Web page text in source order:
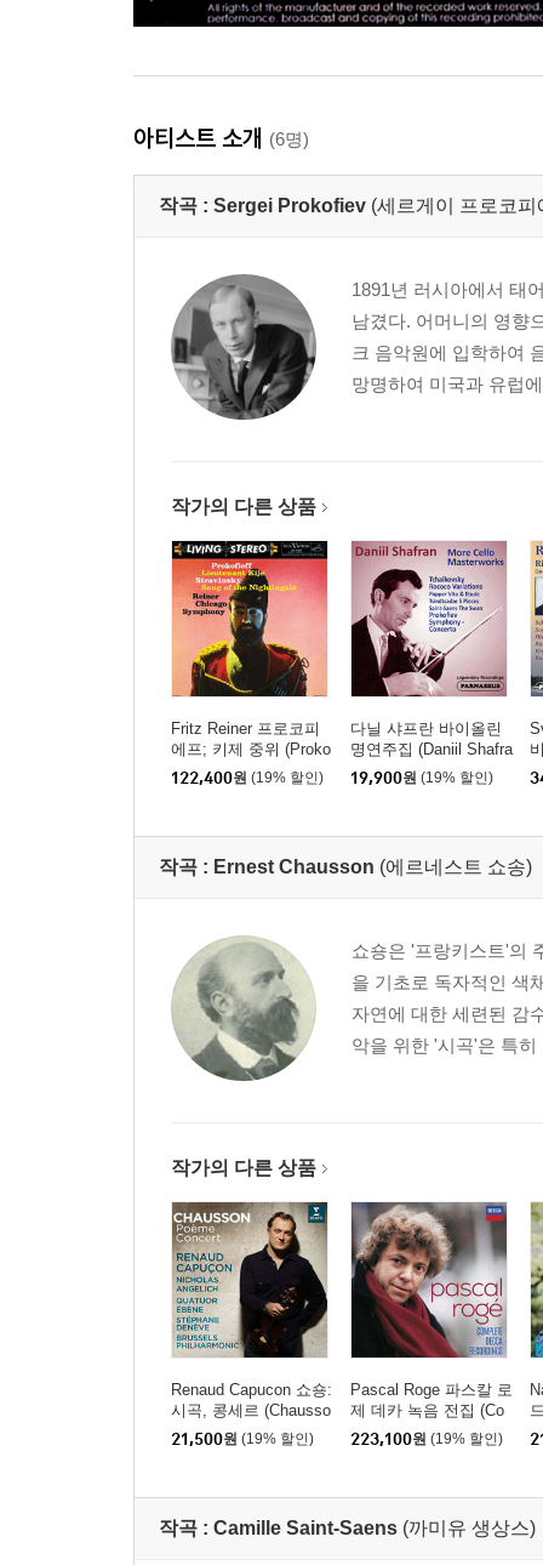
아티스트 소개 (6명)
작곡 : Sergei Prokofiev (세르게이 프로코
1891년 러시아에서 태
남겼다. 어머니의 영향
크 음악원에 입학하여
망명하여 미국과 유럽
작가의 다른 상품
Fritz Reiner 프로코피
에프; 키제 중위 (Proko
fiev: Lieutenant Kije /
Stravinsky: Song Of T
122,400원 (19% 할인)
다닐 샤프란 바이올린
명연주집 (Daniil Shafra
n More Cello Masterwo
19,900원 (19% 할인)
작곡 : Ernest Chausson (에르네스트 쇼송)
쇼숑은 '프랑키스트'의
을 기초로 독자적인 색
자연에 대한 세련된 감
악을 위한 '시곡'은 특히
작가의 다른 상품
Renaud Capucon 쇼숑:
시곡, 콩세르 (Chausso
n: Poeme Concert)
21,500원 (19% 할인)
Pascal Roge 파스칼 로
제 데카 녹음 전집 (Co
mplete Decca Recordin
gs) [43CD 박스세트]
223,100원 (19% 할인)
작곡 : Camille Saint-Saens (까미유 생상스)